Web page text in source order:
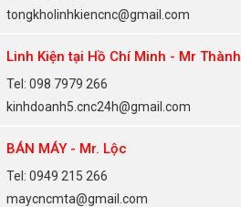
tongkholinhkiencnc@gmail.com
Linh Kiện tại Hồ Chí Minh - Mr Thành
Tel: 098 7979 266
kinhdoanh5.cnc24h@gmail.com
BÁN MÁY - Mr. Lộc
Tel: 0949 215 266
maycncmta@gmail.com